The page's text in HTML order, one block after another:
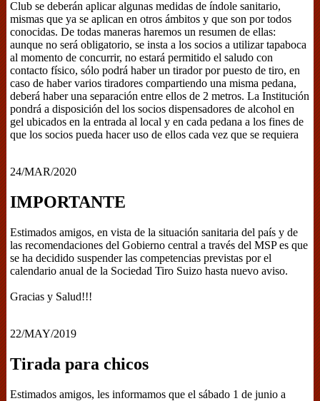
Club se deberán aplicar algunas medidas de índole sanitario,
mismas que ya se aplican en otros ámbitos y que son por todos
conocidas. De todas maneras haremos un resumen de ellas:
aunque no será obligatorio, se insta a los socios a utilizar tapaboca
al momento de concurrir, no estará permitido el saludo con
contacto físico, sólo podrá haber un tirador por puesto de tiro, en
caso de haber varios tiradores compartiendo una misma pedana,
deberá haber una separación entre ellos de 2 metros. La Institución
pondrá a disposición del los socios dispensadores de alcohol en
gel ubicados en la entrada al local y en cada pedana a los fines de
que los socios pueda hacer uso de ellos cada vez que se requiera
24/MAR/2020
IMPORTANTE
Estimados amigos, en vista de la situación sanitaria del país y de
las recomendaciones del Gobierno central a través del MSP es que
se ha decidido suspender las competencias previstas por el
calendario anual de la Sociedad Tiro Suizo hasta nuevo aviso.
Gracias y Salud!!!
22/MAY/2019
Tirada para chicos
Estimados amigos, les informamos que el sábado 1 de junio a